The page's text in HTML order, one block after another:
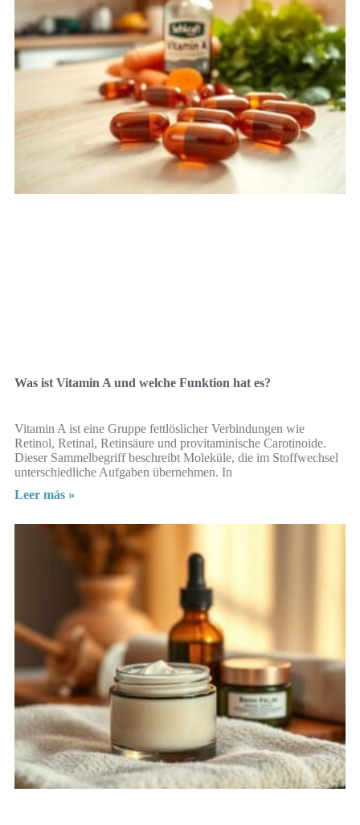
Was ist Vitamin A und welche Funktion hat es?
Vitamin A ist eine Gruppe fettlöslicher Verbindungen wie
Retinol, Retinal, Retinsäure und provitaminische Carotinoide.
Dieser Sammelbegriff beschreibt Moleküle, die im Stoffwechsel
unterschiedliche Aufgaben übernehmen. In
Leer más »